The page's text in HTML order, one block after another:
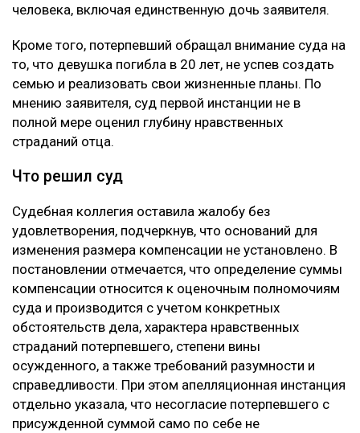
человека, включая единственную дочь заявителя.
Кроме того, потерпевший обращал внимание суда на
то, что девушка погибла в 20 лет, не успев создать
семью и реализовать свои жизненные планы. По
мнению заявителя, суд первой инстанции не в
полной мере оценил глубину нравственных
страданий отца.
Что решил суд
Судебная коллегия оставила жалобу без
удовлетворения, подчеркнув, что оснований для
изменения размера компенсации не установлено. В
постановлении отмечается, что определение суммы
компенсации относится к оценочным полномочиям
суда и производится с учетом конкретных
обстоятельств дела, характера нравственных
страданий потерпевшего, степени вины
осужденного, а также требований разумности и
справедливости. При этом апелляционная инстанция
отдельно указала, что несогласие потерпевшего с
присужденной суммой само по себе не